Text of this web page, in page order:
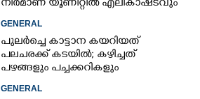
നിർമാണ യൂണിറ്റിൽ എലികാഷ്‌ടവും
GENERAL
പുലർച്ചെ കാട്ടാന കയറിയത്
പലചരക്ക് കടയിൽ; കഴിച്ചത്
പഴങ്ങളും പച്ചക്കറികളും
GENERAL